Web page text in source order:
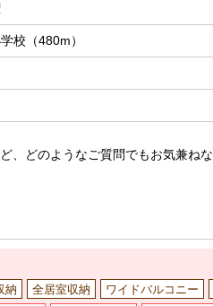
校（480m）
、どのようなご質問でもお気兼ね
納 全居室収納 ワイドバルコニー